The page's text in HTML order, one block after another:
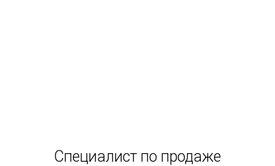
Специалист по продаже